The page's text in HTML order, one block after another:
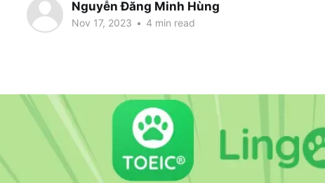
Nguyễn Đăng Minh Hùng
Nov 17, 2023 • 4 min read